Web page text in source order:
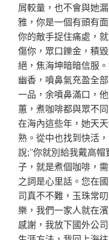
屑較量，也不會與她
雅，你是一個有頭有
你的敵手捉住痛處，
傷你，眾口鑠金，積
絕，焦海坤暗暗信服
幽香，噴鼻氣充盈全
一品，余噴鼻滿口，他
蕙，煮咖啡都與眾不
在海內這些年，她天
熟。從中也找到快活
說;’’你就別給我戴高
子，就是煮個咖啡，需
之詞是心里話。您在
司真不不難，玉珠常
樂，我們一家人就在濱
感謝，我放下國外公